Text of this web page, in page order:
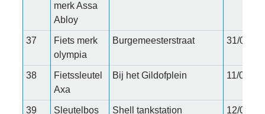
merk Assa
Abloy
37
Fiets merk
olympia
Burgemeesterstraat 31/03/
38
Fietssleutel
Axa
Bij het Gildofplein 11/04/
39 Sleutelbos Shell tankstation 12/05/